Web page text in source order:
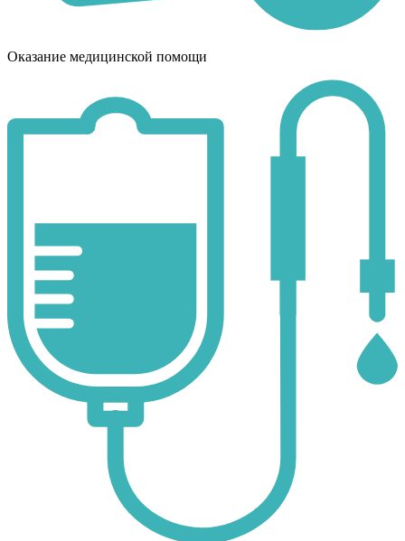
Оказание медицинской помощи